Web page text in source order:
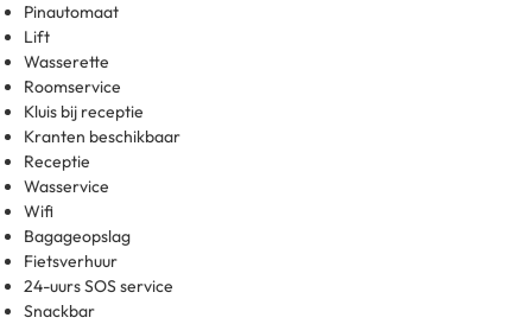
Pinautomaat
Lift
Wasserette
Roomservice
Kluis bij receptie
Kranten beschikbaar
Receptie
Wasservice
Wifi
Bagageopslag
Fietsverhuur
24-uurs SOS service
Snackbar